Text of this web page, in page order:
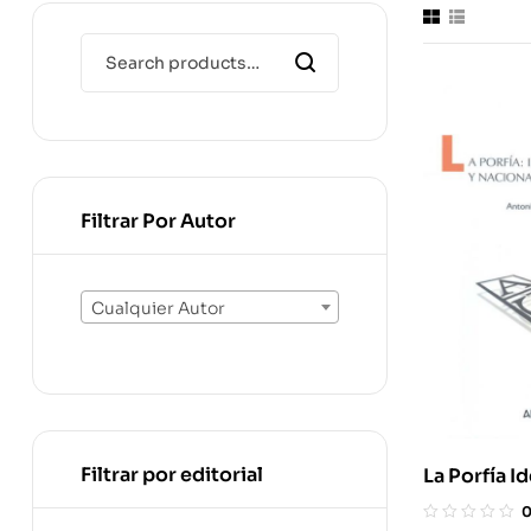
La Porfía
Personal Y0
Filtrar Por Autor
Cualquier Autor
Filtrar por editorial